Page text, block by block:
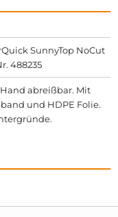
SunnyTop NoCut
488235
abreißbar. Mit
und HDPE Folie.